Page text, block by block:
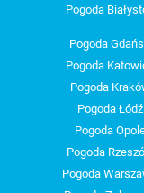
Pogoda
Pogoda
Pogoda
Pogoda
Pogoda Łódź
Pogoda
Pogoda
Pogoda